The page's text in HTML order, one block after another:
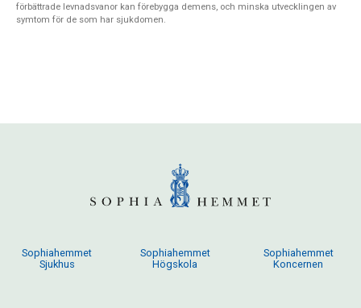
förbättrade levnadsvanor kan förebygga demens, och minska utvecklingen av
symtom för de som har sjukdomen.
Sophiahemmet
Sjukhus
Sophiahemmet
Högskola
Sophiahemmet
Koncernen